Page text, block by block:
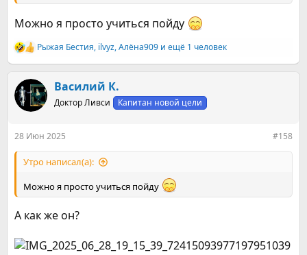
Можно я просто учиться пойду
Р
е
к
ц
и
Рыжая Бестия, ilvyz,Алёна909 и ещё 1 человек
Василий К.
Доктор Ливси Капитан новой цели
28 Июн 2025 #158
Утро написал(а):
Можно я просто учиться пойду
А как же он?